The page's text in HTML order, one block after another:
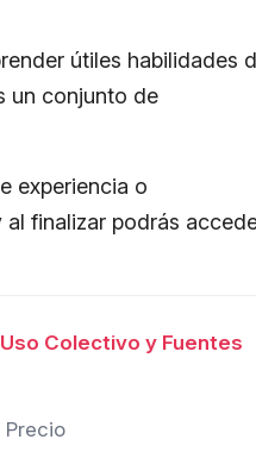
útiles habilidades
un conjunto de
experiencia o
finalizar podrás
Colectivo y Fuentes
Precio